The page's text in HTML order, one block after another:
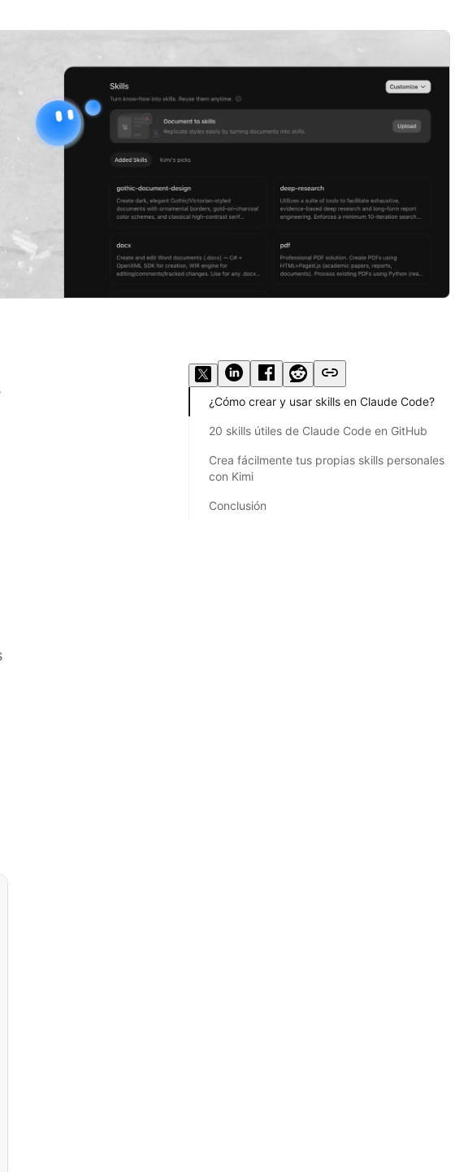
¿Cómo crear y usar skills en Claude Code?
20 skills útiles de Claude Code en GitHub
Crea fácilmente tus propias skills personales
con Kimi
Conclusión